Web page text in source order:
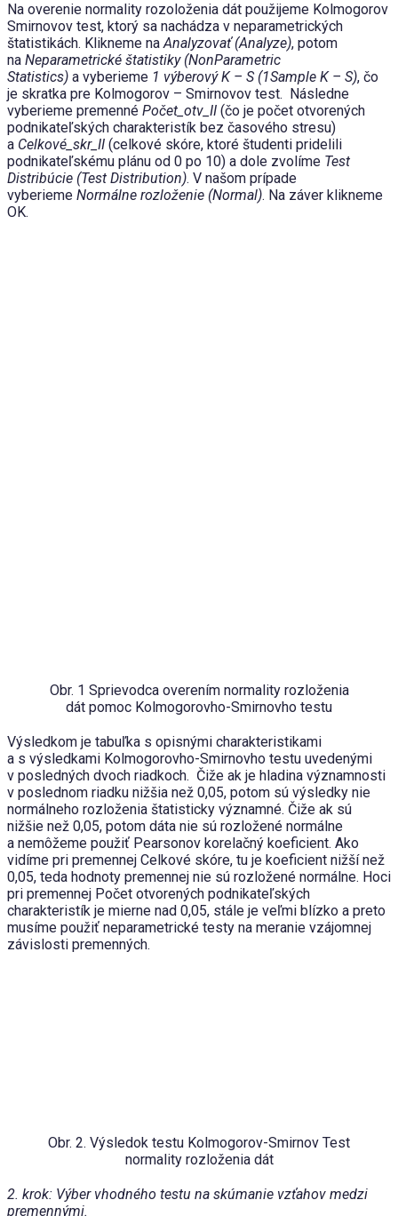
Na overenie normality rozoloženia dát použijeme Kolmogorov
Smirnovov test, ktorý sa nachádza v neparametrických
štatistikách. Klikneme naAnalyzovať (Analyze), potom
na Neparametrické štatistiky (NonParametric
Statistics) a vyberieme 1 výberový K – S (1Sample K – S), čo
je skratka pre Kolmogorov – Smirnovov test. Následne
vyberieme premenné Počet_otv_II (čo je počet otvorených
podnikateľských charakteristík bez časového stresu)
a Celkové_skr_II (celkové skóre, ktoré študenti pridelili
podnikateľskému plánu od 0 po 10) a dole zvolíme Test
Distribúcie (Test Distribution). V našom prípade
vyberieme Normálne rozloženie (Normal). Na záver klikneme
OK.
Obr. 1 Sprievodca overením normality rozloženia
dát pomoc Kolmogorovho-Smirnovho testu
Výsledkom je tabuľka s opisnými charakteristikami
a s výsledkami Kolmogorovho-Smirnovho testu uvedenými
v posledných dvoch riadkoch. Čiže ak je hladina významnosti
v poslednom riadku nižšia než 0,05, potom sú výsledky nie
normálneho rozloženia štatisticky významné. Čiže ak sú
nižšie než 0,05, potom dáta nie sú rozložené normálne
a nemôžeme použiť Pearsonov korelačný koeficient. Ako
vidíme pri premennej Celkové skóre, tu je koeficient nižší než
0,05, teda hodnoty premennej nie sú rozložené normálne. Hoci
pri premennej Počet otvorených podnikateľských
charakteristík je mierne nad 0,05, stále je veľmi blízko a preto
musíme použiť neparametrické testy na meranie vzájomnej
závislosti premenných.
Obr. 2. Výsledok testu Kolmogorov-Smirnov Test
normality rozloženia dát
2. krok: Výber vhodného testu na skúmanie vzťahov medzi
premennými.